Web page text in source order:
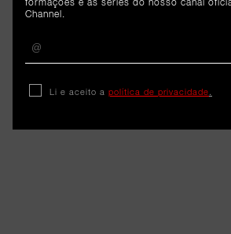
Channel.
Li e aceito a política de privacidade.